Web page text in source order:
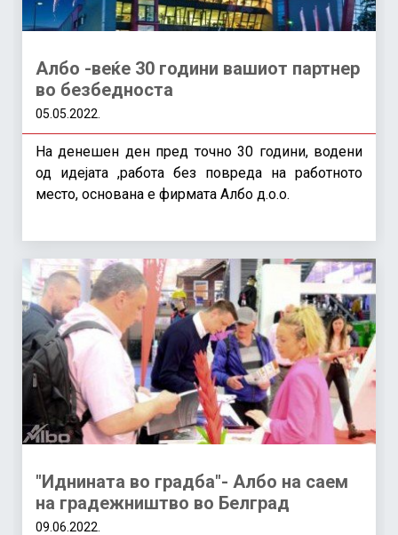
Албо -веќе 30 години вашиот партнер
во безбедноста
05.05.2022.
На денешен ден пред точно 30 години, водени
од идејата ,работа без повреда на работното
место, основана е фирмата Албо д.о.о.
"Иднината во градба"- Албо на саем
на градежништво во Белград
09.06.2022.